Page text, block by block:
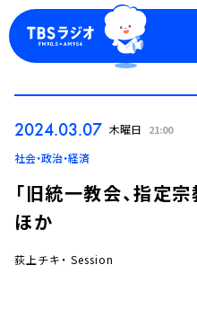
2024.03.07 木曜日 21:00
社会・政治・経済
「旧統一教会、指定
ほか
荻上チキ・ Session